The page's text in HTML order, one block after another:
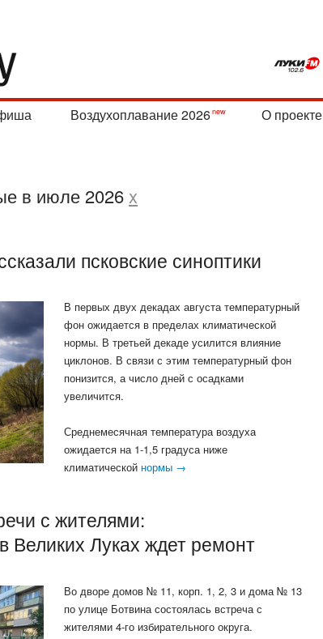
Воздухоплавание 2026 О проекте
в июле 2026 x
псковские синоптики
В первых двух декадах августа температурный
фон ожидается в пределах климатической
нормы. В третьей декаде усилится влияние
циклонов. В связи с этим температурный фон
понизится, а число дней с осадками
увеличится.
Среднемесячная температура воздуха
ожидается на 1-1,5 градуса ниже
климатической нормы →
с жителями:
Великих Луках ждет ремонт
Во дворе домов № 11, корп. 1, 2, 3 и дома № 13
по улице Ботвина состоялась встреча с
жителями 4-го избирательного округа.